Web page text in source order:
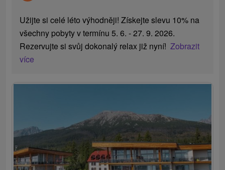
Užijte si celé léto výhodněji! Získejte slevu 10% na
všechny pobyty v termínu 5. 6. - 27. 9. 2026.
Rezervujte si svůj dokonalý relax již nyní!Zobrazit
více